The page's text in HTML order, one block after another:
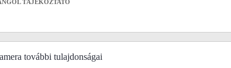
TÁJÉKOZTATÓ
további tulajdonságai